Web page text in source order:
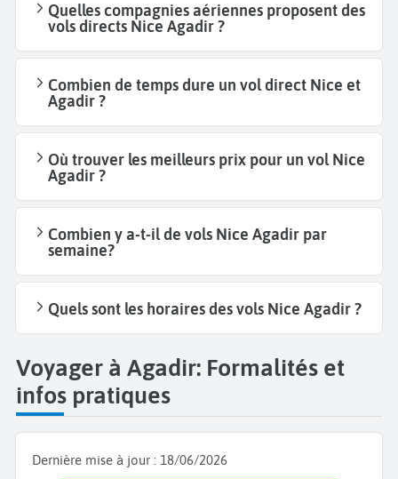
Quelles compagnies aériennes proposent des
vols directs Nice Agadir ?
Combien de temps dure un vol direct Nice et
Agadir ?
Où trouver les meilleurs prix pour un vol Nice
Agadir ?
Combien y a-t-il de vols Nice Agadir par
semaine?
Quels sont les horaires des vols Nice Agadir ?
Voyager à Agadir: Formalités et
infos pratiques
Dernière mise à jour : 18/06/2026